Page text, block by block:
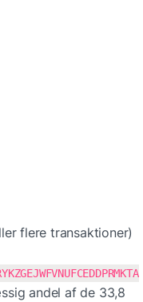
flere transaktioner)
andel af de 33,8